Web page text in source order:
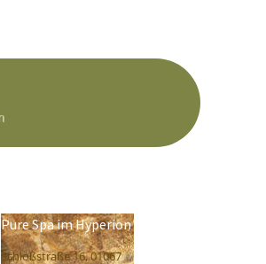
Pure Spa im Hyperion
Schloßstraße 16, 01067